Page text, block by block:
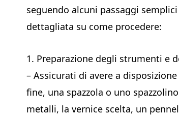
seguendo alcuni passaggi
dettagliata su come procedere:
1. Preparazione degli strumenti e
– Assicurati di avere a
fine, una spazzola o uno
metalli, la vernice scelta, un